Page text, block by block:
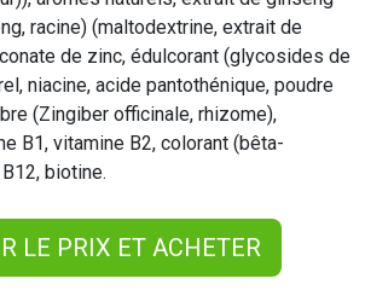
racine) (maltodextrine, extrait de
de zinc, édulcorant (glycosides de
niacine, acide pantothénique, poudre
(Zingiber officinale, rhizome),
B1, vitamine B2, colorant (bêta-
biotine.
LE PRIX ET ACHETER